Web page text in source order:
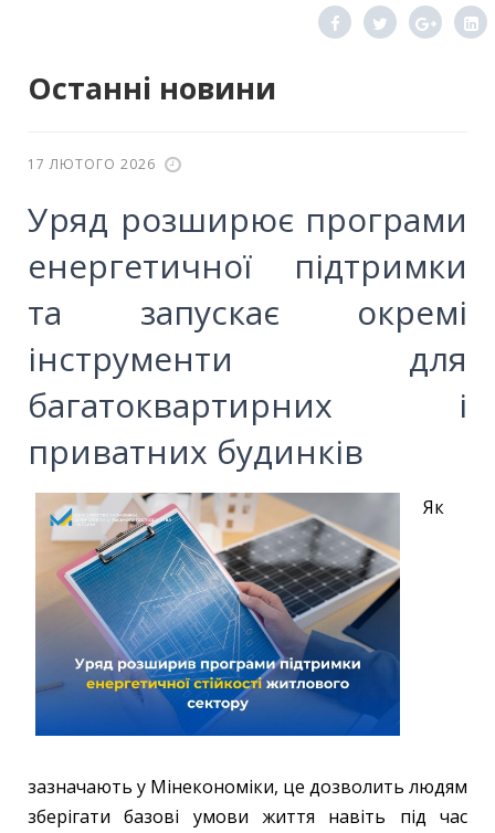
Останні новини
17 ЛЮТОГО 2026
Уряд розширює програми
енергетичної підтримки
та запускає окремі
інструменти для
багатоквартирних і
приватних будинків
Як
зазначають у Мінекономіки, це дозволить людям
зберігати базові умови життя навіть під час